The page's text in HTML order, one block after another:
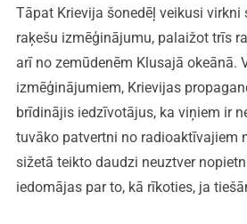
Tāpat Krievija šonedēļ veikusi
raķešu izmēģinājumu, palaižot trīs
arī no zemūdenēm Klusajā okeānā.
izmēģinājumiem, Krievijas
brīdinājis iedzīvotājus, ka viņiem ir
tuvāko patvertni no radioaktīvajiem
sižetā teikto daudzi neuztver
iedomājas par to, kā rīkoties, ja